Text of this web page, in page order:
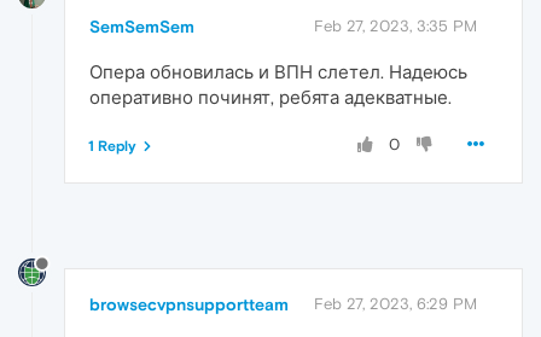
SemSemSem Feb 27, 2023, 3:35 PM
Опера обновилась и ВПН слетел. Надеюсь
оперативно починят, ребята адекватные.
0
1 Reply
browsecvpnsupportteam Feb 27, 2023, 6:29 PM